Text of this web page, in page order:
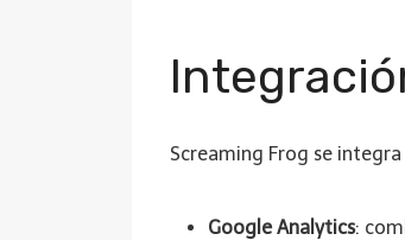
Screaming Frog se
Google Analytics: